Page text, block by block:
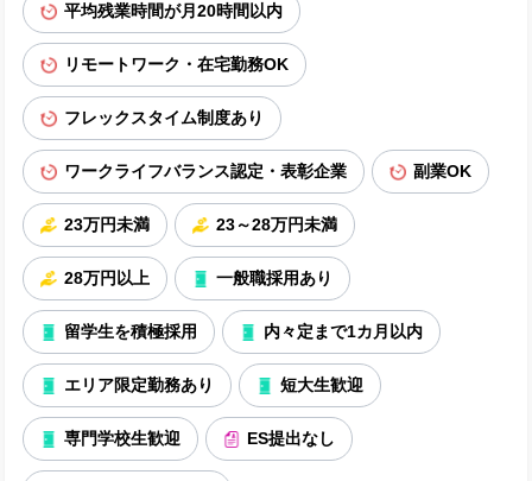
平均残業時間が月20時間以内
リモートワーク・在宅勤務OK
フレックスタイム制度あり
ワークライフバランス認定・表彰企業 副業OK
23万円未満 23～28万円未満
28万円以上 一般職採用あり
留学生を積極採用 内々定まで1カ月以内
エリア限定勤務あり 短大生歓迎
専門学校生歓迎 ES提出なし